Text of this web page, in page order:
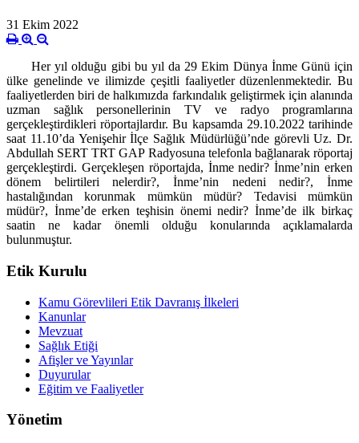
31 Ekim 2022
Her yıl olduğu gibi bu yıl da 29 Ekim Dünya İnme Günü için
ülke genelinde ve ilimizde çeşitli faaliyetler düzenlenmektedir. Bu
faaliyetlerden biri de halkımızda farkındalık geliştirmek için alanında
uzman sağlık personellerinin TV ve radyo programlarına
gerçekleştirdikleri röportajlardır. Bu kapsamda 29.10.2022 tarihinde
saat 11.10’da Yenişehir İlçe Sağlık Müdürlüğü’nde görevli Uz. Dr.
Abdullah SERT TRT GAP Radyosuna telefonla bağlanarak röportaj
gerçekleştirdi. Gerçekleşen röportajda, İnme nedir? İnme’nin erken
dönem belirtileri nelerdir?, İnme’nin nedeni nedir?, İnme
hastalığından korunmak mümkün müdür? Tedavisi mümkün
müdür?, İnme’de erken teşhisin önemi nedir? İnme’de ilk birkaç
saatin ne kadar önemli olduğu konularında açıklamalarda
bulunmuştur.
Etik Kurulu
Kamu Görevlileri Etik Davranış İlkeleri
Kanunlar
Mevzuat
Sağlık Etiği
Afişler ve Yayınlar
Duyurular
Eğitim ve Faaliyetler
Yönetim